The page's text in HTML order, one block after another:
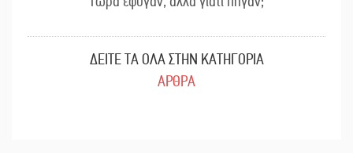
ΔΕΙΤΕ ΤΑ ΟΛΑ ΣΤΗΝ ΚΑΤΗΓΟΡΙΑ
ΑΡΘΡΑ